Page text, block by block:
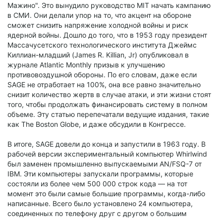
Мажино". Это вынудило руководство MIT начать кампанию
в СМИ. Они делали упор на то, что акцент на обороне
сможет снизить напряжение холодной войны и риск
ядерной войны. Дошло до того, что в 1953 году президент
Массачусетского технологического института Джеймс
Киллиан-младший (James R. Killian, Jr) опубликовал в
журнале Atlantic Monthly призыв к улучшению
противовоздушной обороны. По его словам, даже если
SAGE не отработает на 100%, она все равно значительно
снизит количество жертв в случае атаки, и эти жизни стоят
того, чтобы продолжать финансировать систему в полном
объеме. Эту статью перепечатали ведущие издания, такие
как The Boston Globe, и даже обсудили в Конгрессе.
В итоге, SAGE довели до конца и запустили в 1963 году. В
рабочей версии экспериментальный компьютер Whirlwind
был заменен промышленно выпускаемыми AN/FSQ-7 от
IBM. Эти компьютеры запускали программы, которые
состояли из более чем 500 000 строк кода — на тот
момент это были самые большие программы, когда-либо
написанные. Всего было установлено 24 компьютера,
соединенных по телефону друг с другом о большим